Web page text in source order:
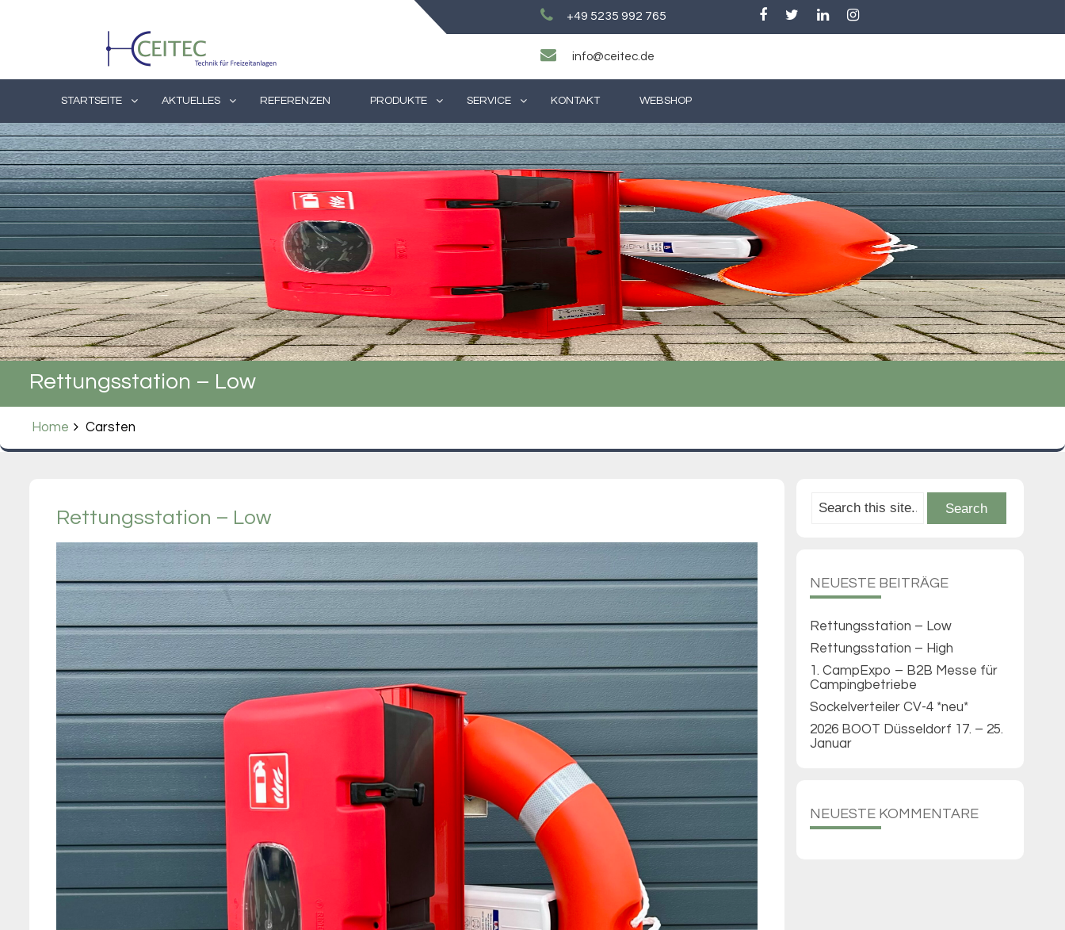
+49 5235 992 765
info@ceitec.de
STARTSEITE AKTUELLES REFERENZEN PRODUKTE SERVICE KONTAKT WEBSHOP
Rettungsstation – Low
Home Carsten
Rettungsstation – Low
NEUESTE BEITRÄGE
Rettungsstation – Low
Rettungsstation – High
1. CampExpo – B2B Messe für
Campingbetriebe
Sockelverteiler CV-4 *neu*
2026 BOOT Düsseldorf 17. – 25.
Januar
NEUESTE KOMMENTARE